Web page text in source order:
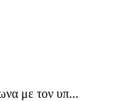
με τον υπ...